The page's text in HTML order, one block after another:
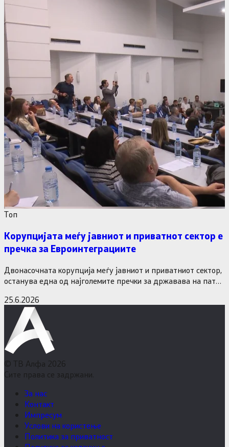
Tоп
Корупцијата меѓу јавниот и приватнот сектор е
пречка за Евроинтеграциите
Двонасочната корупција меѓу јавниот и приватниот сектор,
останува една од најголемите пречки за државава на патот
25.6.2026
© ТВ Алфа 2026
Сите права се задржани.
За нас
Контакт
Импресум
Услови на користење
Политика за приватност